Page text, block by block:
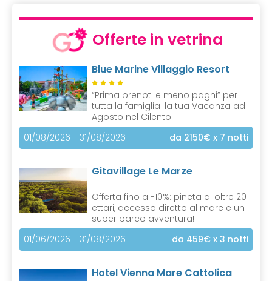
r
e
t
)
Offerte in vetrina
Blue Marine Villaggio Resort
“Prima prenoti e meno paghi” per
tutta la famiglia: la tua Vacanza ad
Agosto nel Cilento!
01/08/2026 - 31/08/2026
da 2150€ x 7 notti
Gitavillage Le Marze
Offerta fino a -10%: pineta di oltre 20
ettari, accesso diretto al mare e un
super parco avventura!
01/06/2026 - 31/08/2026
da 459€ x 3 notti
Hotel Vienna Mare Cattolica